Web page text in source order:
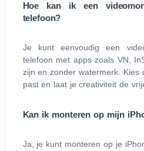
Hoe kan ik een
telefoon?
Je kunt eenvoudig een
telefoon met apps zoals VN,
zijn en zonder watermerk. Kies
past en laat je creativiteit de
Kan ik monteren op mijn
Ja, je kunt monteren op je